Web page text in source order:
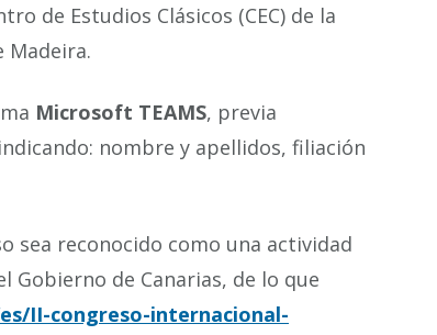
de Estudios Clásicos (CEC) de la
Madeira.
Microsoft TEAMS, previa
nombre y apellidos, filiación
sea reconocido como una actividad
Gobierno de Canarias, de lo que
II-congreso-internacional-